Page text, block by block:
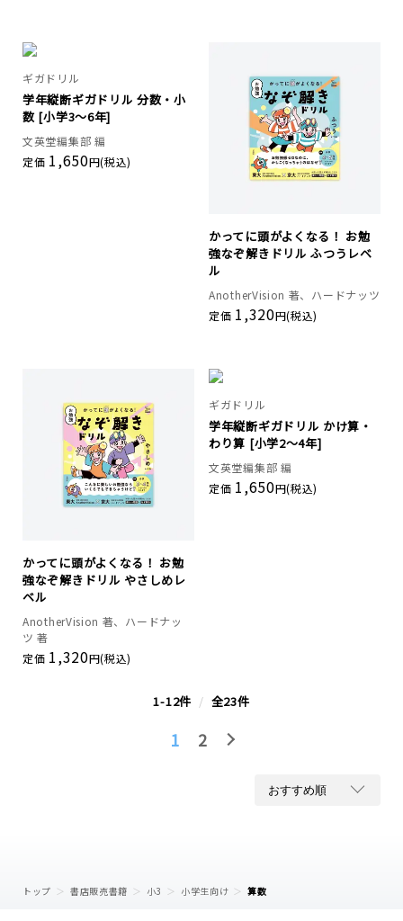
ギガドリル
学年縦断ギガドリル 分数・小
数 [小学3～6年]
文英堂編集部 編
定価 1,650円(税込)
かってに頭がよくなる！ お勉
強なぞ解きドリル ふつうレベ
ル
AnotherVision 著、ハードナッツ
定価 1,320円(税込)
かってに頭がよくなる！ お勉
強なぞ解きドリル やさしめレ
ベル
AnotherVision 著、ハードナッ
ツ 著
定価 1,320円(税込)
ギガドリル
学年縦断ギガドリル かけ算・
わり算 [小学2～4年]
文英堂編集部 編
定価 1,650円(税込)
1-12件 / 全23件
1 2
トップ 書店販売書籍 小3 小学生向け 算数